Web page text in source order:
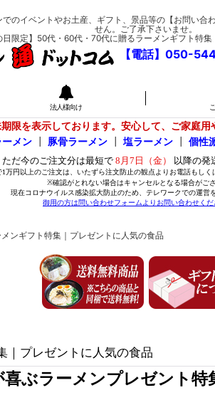
のイベントやお土産、ギフト、景品等の【お問い
せん。ご了承下さいませ。
日限定】50代・60代・70代に贈るラーメンギフト特
【電話】050-
法人様向け
限を表示しております。安心して、ご家庭用
メン 豚骨ラーメン 塩ラーメン 個性
ンギフト特集｜プレゼントに人気の食品
｜プレゼントに人気の食品
ぶラーメンプレゼント特